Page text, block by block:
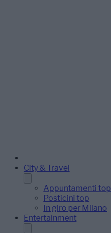
City & Travel
Appuntamenti top
Posticini top
In giro per Milano
Entertainment